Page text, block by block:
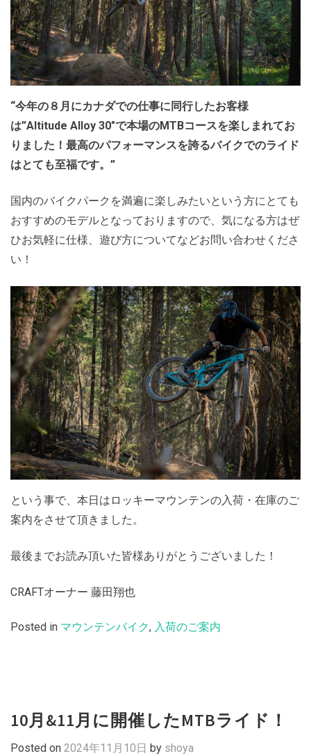
“今年の８月にカナダでの仕事に同行したお客様
は”Altitude Alloy 30″で本場のMTBコースを楽しまれてお
りました！最高のパフォーマンスを誇るバイクでのライド
はとても至福です。”
国内のバイクパークを満遍に楽しみたいという方にとても
おすすめのモデルとなっておりますので、気になる方はぜ
ひお気軽に仕様、遊び方についてなどお問い合わせくださ
い！
という事で、本日はロッキーマウンテンの入荷・在庫のご
案内をさせて頂きました。
最後までお読み頂いた皆様ありがとうございました！
CRAFTオーナー 藤田翔也
Posted in マウンテンバイク, 入荷のご案内
10月&11月に開催したMTBライド！
Posted on 2024年11月10日 by shoya